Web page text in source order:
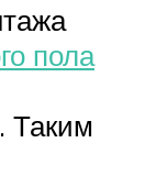
пола
Таким